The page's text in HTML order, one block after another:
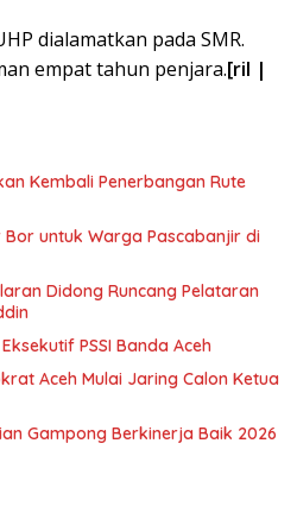
dialamatkan pada SMR.
empat tahun penjara.[ril |
Kembali Penerbangan Rute
Bor untuk Warga Pascabanjir di
Didong Runcang Pelataran
PSSI Banda Aceh
Aceh Mulai Jaring Calon Ketua
Gampong Berkinerja Baik 2026